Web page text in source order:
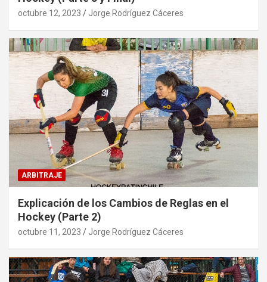
octubre 12, 2023 Jorge Rodríguez Cáceres
ARBITRAJE
Explicación de los Cambios de Reglas en el
Hockey (Parte 2)
octubre 11, 2023 Jorge Rodríguez Cáceres